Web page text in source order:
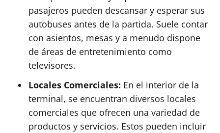
pasajeros pueden descansar y esperar sus
autobuses antes de la partida. Suele contar
con asientos, mesas y a menudo dispone
de áreas de entretenimiento como
televisores.
Locales Comerciales: En el interior de la
terminal, se encuentran diversos locales
comerciales que ofrecen una variedad de
productos y servicios. Estos pueden incluir